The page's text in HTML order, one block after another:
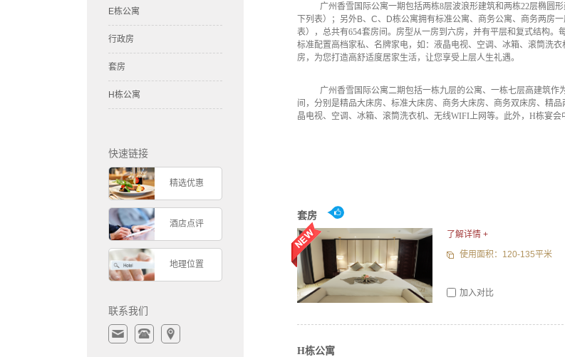
广州香雪国际公寓一期包括两栋8层波浪形建筑和两栋22层椭圆
下列表）；另外B、C、D栋公寓拥有标准公寓、商务公寓、商务两房
表），总共有654套房间。房型从一房到六房，并有平层和复式结构。
标准配置高档家私、名牌家电，如：液晶电视、空调、冰箱、滚筒洗衣
房，为您打造高舒适度居家生活，让您享受上层人生礼遇。
广州香雪国际公寓二期包括一栋九层的公寓、一栋七层高建筑作
间，分别是精品大床房、标准大床房、商务大床房、商务双床房、精
晶电视、空调、冰箱、滚筒洗衣机、无线WIFI上网等。 此外， H栋宴会
套房
了解详情 +
使用面积：120-135平米
加入对比
H栋公寓
E栋公寓
行政房
套房
H栋公寓
快速链接
精选优惠
酒店点评
地理位置
联系我们